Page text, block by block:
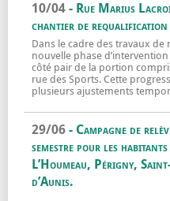
10/04- Rue Marius
chantier de requalification
Dans le cadre des travaux
nouvelle phase
côté pair de la portion
rue des Sports. Cette
plusieurs ajustements
29/06- Campagne de
semestre pour les
L’Houmeau, Périgny,
d’Aunis.